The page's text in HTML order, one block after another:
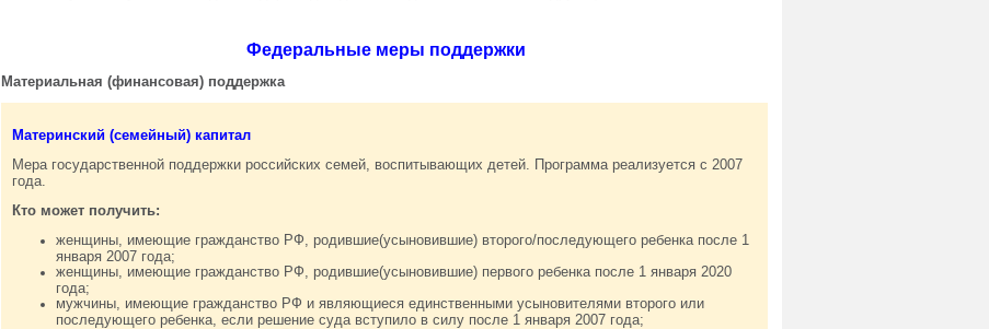
Федеральные меры поддержки
Материальная (финансовая) поддержка
Материнский (семейный) капитал
Мера государственной поддержки российских семей, воспитывающих детей. Программа реализуется с 2007
года.
Кто может получить:
женщины, имеющие гражданство РФ, родившие(усыновившие) второго/последующего ребенка после 1
января 2007 года;
женщины, имеющие гражданство РФ, родившие(усыновившие) первого ребенка после 1 января 2020
года;
мужчины, имеющие гражданство РФ и являющиеся единственными усыновителями второго или
последующего ребенка, если решение суда вступило в силу после 1 января 2007 года;